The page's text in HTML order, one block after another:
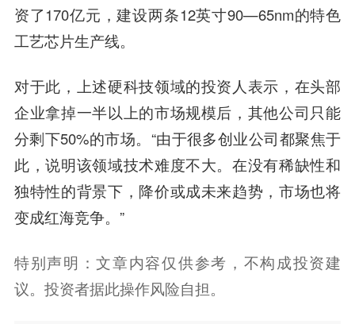
资了170亿元，建设两条12英寸90—65nm的特色
工艺芯片生产线。
对于此，上述硬科技领域的投资人表示，在头部
企业拿掉一半以上的市场规模后，其他公司只能
分剩下50%的市场。“由于很多创业公司都聚焦于
此，说明该领域技术难度不大。在没有稀缺性和
独特性的背景下，降价或成未来趋势，市场也将
变成红海竞争。”
特别声明：文章内容仅供参考，不构成投资建
议。投资者据此操作风险自担。